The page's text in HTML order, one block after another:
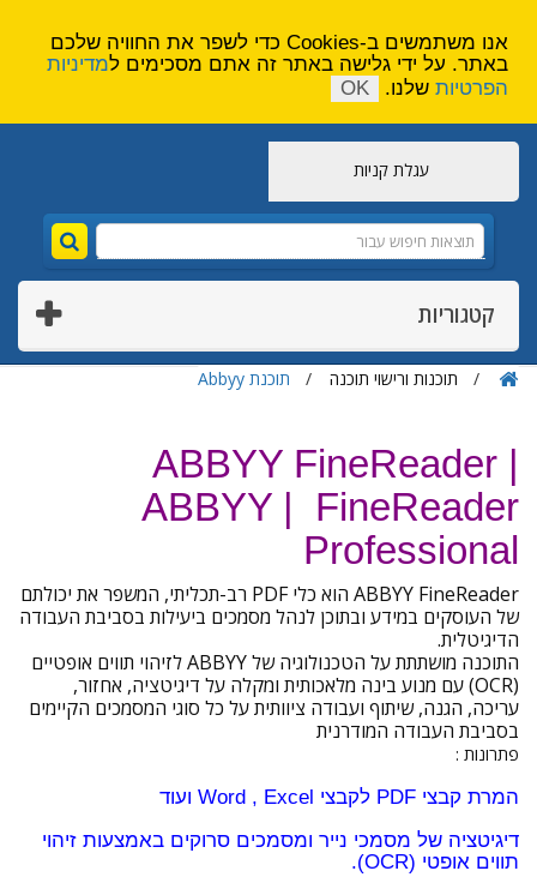
עגלת קניות
קטגוריות
תוכנות ורישוי תוכנה תוכנת Abbyy
ABBYY FineReader |
ABBYY | FineReader
Professional
ABBYY FineReader הוא כלי PDF רב-תכליתי, המשפר את יכולתם
של העוסקים במידע ובתוכן לנהל מסמכים ביעילות בסביבת העבודה
הדיגיטלית.
התוכנה מושתתת על הטכנולוגיה של ABBYY לזיהוי תווים אופטיים
(OCR) עם מנוע בינה מלאכותית ומקלה על דיגיטציה, אחזור,
עריכה, הגנה, שיתוף ועבודה ציוותית על כל סוגי המסמכים הקיימים
בסביבת העבודה המודרנית
פתרונות :
המרת קבצי PDF לקבצי Word , Excel ועוד
דיגיטציה של מסמכי נייר ומסמכים סרוקים באמצעות זיהוי
תווים אופטי (OCR).
אנו משתמשים ב-Cookies כדי לשפר את החוויה שלכם
באתר. על ידי גלישה באתר זה אתם מסכימים למדיניות
הפרטיות שלנו. OK